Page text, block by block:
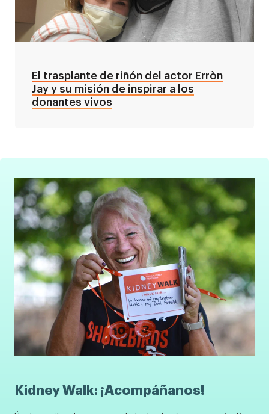
El trasplante de riñón del actor Erròn
Jay y su misión de inspirar a los
donantes vivos
Kidney Walk: ¡Acompáñanos!